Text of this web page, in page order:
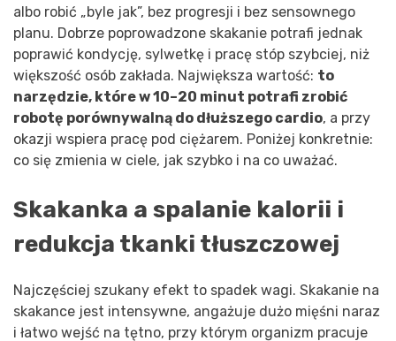
albo robić „byle jak”, bez progresji i bez sensownego
planu. Dobrze poprowadzone skakanie potrafi jednak
poprawić kondycję, sylwetkę i pracę stóp szybciej, niż
większość osób zakłada. Największa wartość: to
narzędzie, które w 10–20 minut potrafi zrobić
robotę porównywalną do dłuższego cardio, a przy
okazji wspiera pracę pod ciężarem. Poniżej konkretnie:
co się zmienia w ciele, jak szybko i na co uważać.
Skakanka a spalanie kalorii i
redukcja tkanki tłuszczowej
Najczęściej szukany efekt to spadek wagi. Skakanie na
skakance jest intensywne, angażuje dużo mięśni naraz
i łatwo wejść na tętno, przy którym organizm pracuje